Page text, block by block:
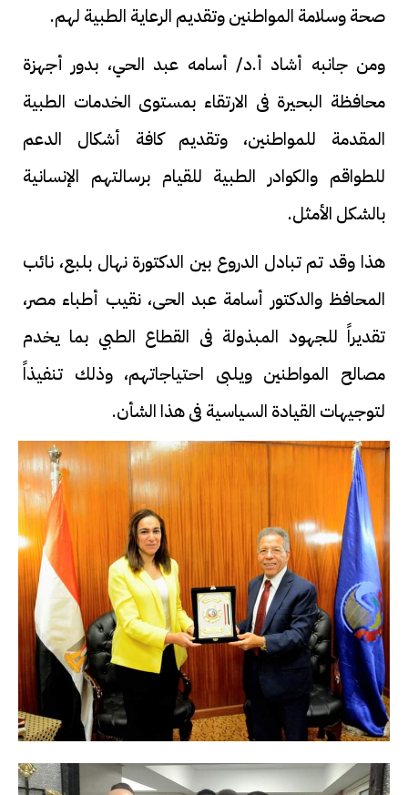
صحة وسلامة المواطنين وتقديم الرعاية الطبية لهم.
ومن جانبه أشاد أ.د/ أسامه عبد الحي، بدور أجهزة
محافظة البحيرة فى الارتقاء بمستوى الخدمات الطبية
المقدمة للمواطنين، وتقديم كافة أشكال الدعم
للطواقم والكوادر الطبية للقيام برسالتهم الإنسانية
بالشكل الأمثل.
هذا وقد تم تبادل الدروع بين الدكتورة نهال بلبع، نائب
المحافظ والدكتور أسامة عبد الحى، نقيب أطباء مصر،
تقديراً للجهود المبذولة فى القطاع الطبي بما يخدم
مصالح المواطنين ويلبى احتياجاتهم، وذلك تنفيذاً
لتوجيهات القيادة السياسية فى هذا الشأن.